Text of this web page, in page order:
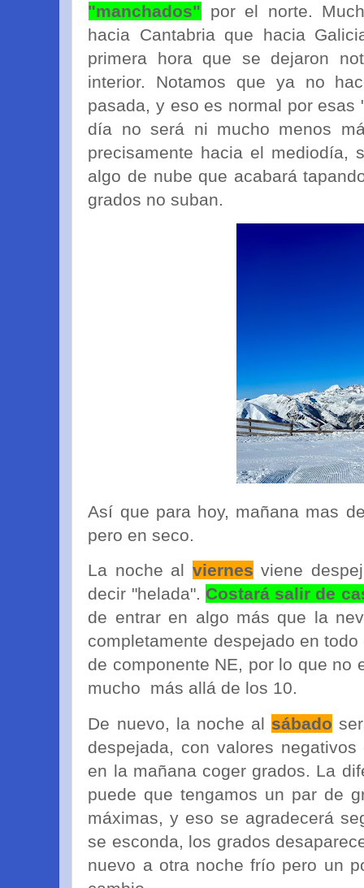
"manchados" por el norte.
hacia Cantabria que hacia
primera hora que se dejaron
interior. Notamos que ya no
pasada, y eso es normal por
día no será ni mucho menos
precisamente hacia el mediodía,
algo de nube que acabará
grados no suban.
Así que para hoy, mañana mas
pero en seco.
La noche al viernes viene
decir "helada". Costará salir de
de entrar en algo más que la
completamente despejado en
de componente NE, por lo que no
mucho más allá de los 10.
De nuevo, la noche al sábado
despejada, con valores
en la mañana coger grados. La
puede que tengamos un par de
máximas, y eso se agradecerá
se esconda, los grados
nuevo a otra noche frío pero un